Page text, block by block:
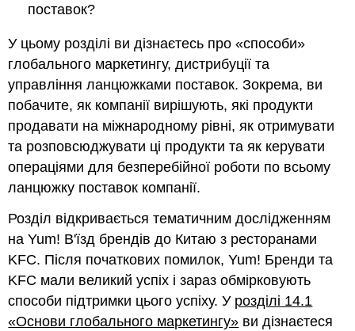
поставок?
У цьому розділі ви дізнаєтесь про «способи»
глобального маркетингу, дистрибуції та
управління ланцюжками поставок. Зокрема, ви
побачите, як компанії вирішують, які продукти
продавати на міжнародному рівні, як отримувати
та розповсюджувати ці продукти та як керувати
операціями для безперебійної роботи по всьому
ланцюжку поставок компанії.
Розділ відкривається тематичним дослідженням
на Yum! В'їзд брендів до Китаю з ресторанами
KFC. Після початкових помилок, Yum! Бренди та
KFC мали великий успіх і зараз обмірковують
способи підтримки цього успіху. У розділі 14.1
«Основи глобального маркетингу» ви дізнаєтеся